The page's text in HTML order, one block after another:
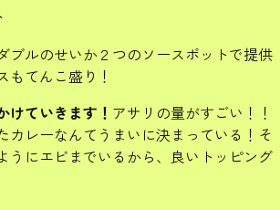
ブルのせいか２つのソースポットで提供
もてんこ盛り！
けていきます！ アサリの量がすごい！！
カレーなんてうまいに決まっている！そ
うにエビまでいるから、良いトッピング